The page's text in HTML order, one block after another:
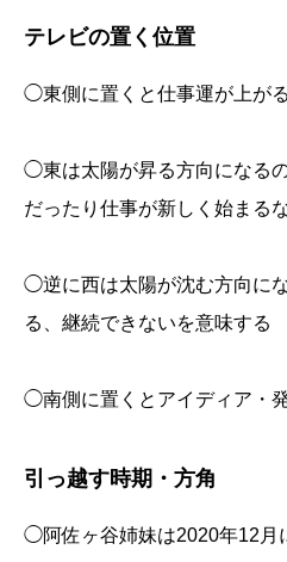
テレビの置く位置
◯東側に置くと仕事運が上がる
◯東は太陽が昇る方向になる
だったり仕事が新しく始まる
◯逆に西は太陽が沈む方向に
る、継続できないを意味する
◯南側に置くとアイディア・
引っ越す時期・方角
◯阿佐ヶ谷姉妹は2020年12月